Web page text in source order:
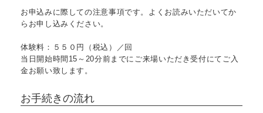
お申込みに際しての注意事項です。よくお読みいただいてか
らお申し込みください。
体験料：５５０円（税込）／回
当日開始時間15～20分前までにご来場いただき受付にてご入
金お願い致します。
お手続きの流れ